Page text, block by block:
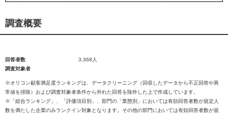
調査概要
回答者数
3,368人
調査対象者
※オリコン顧客満足度ランキングは、データクリーニング（回収したデータから不正回答や異
常値を排除）および調査対象者条件から外れた回答を除外した上で作成しています。
※「総合ランキング」、「評価項目別」、部門の「業態別」においては有効回答者数が規定人
数を満たした企業のみランクイン対象となります。その他の部門においては有効回答者数が規